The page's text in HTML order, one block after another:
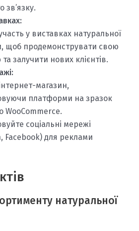
зв’язку.
у виставках натуральної
щоб продемонструвати свою
залучити нових клієнтів.
магазин,
платформи на зразок
WooCommerce.
соціальні мережі
Facebook) для реклами
натуральної